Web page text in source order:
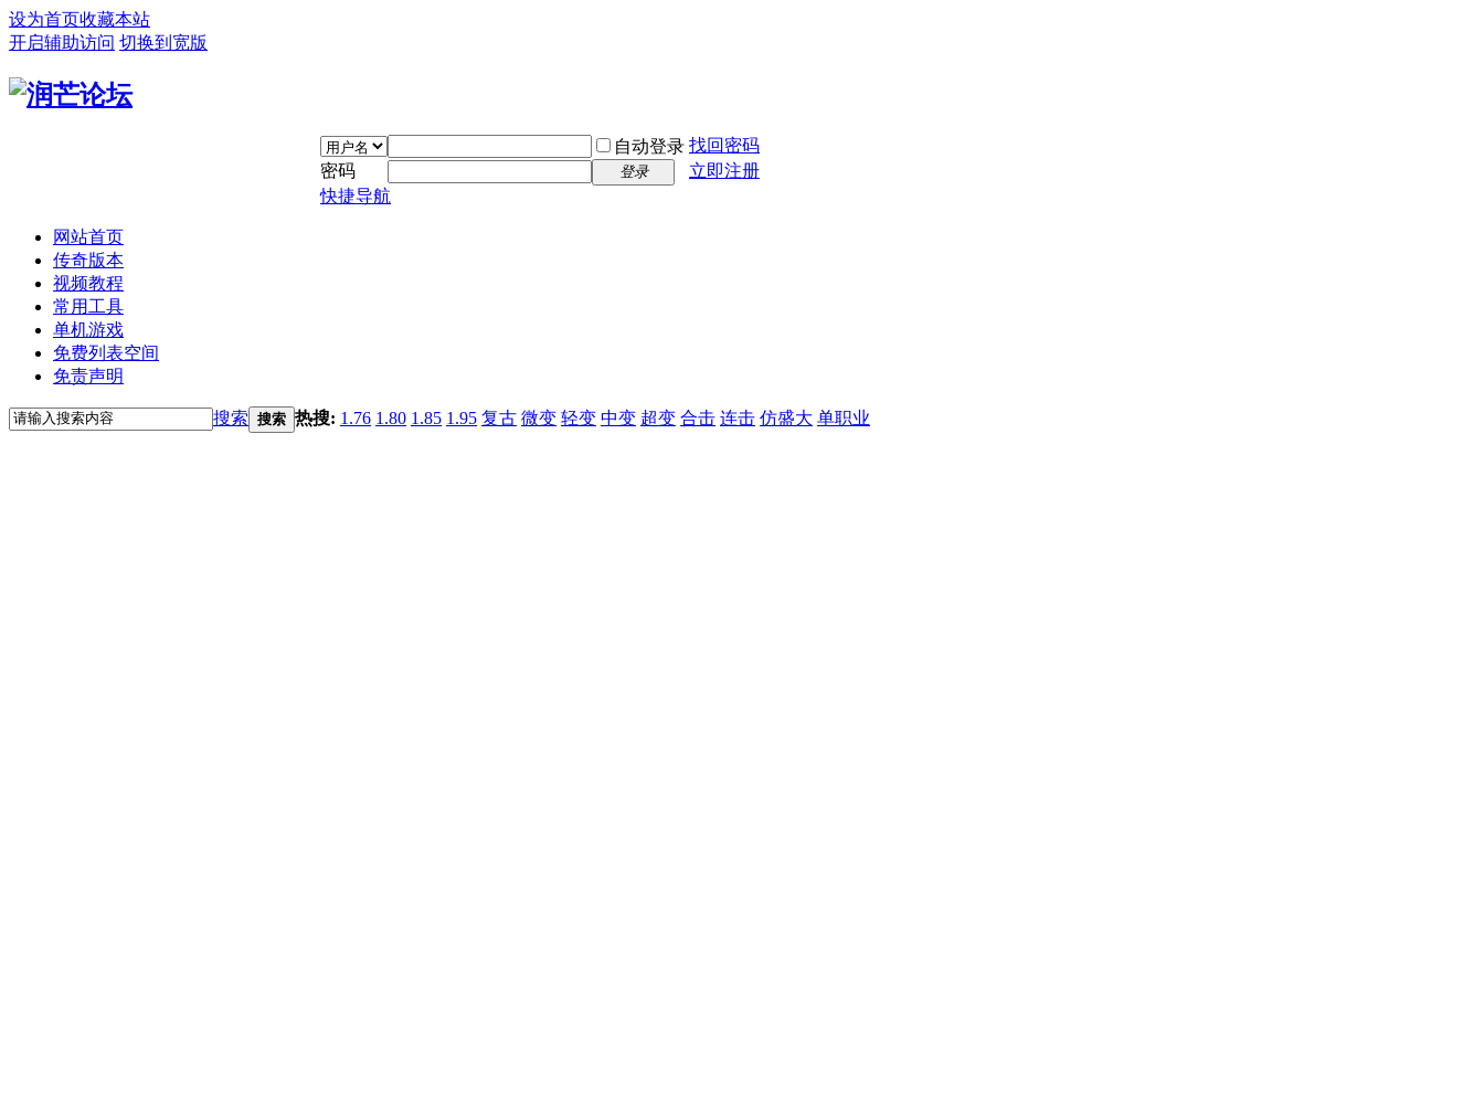
设为首页收藏本站
开启辅助访问 切换到宽版
自动登录 找回密码
密码
登录
立即注册
快捷导航
网站首页
传奇版本
视频教程
常用工具
单机游戏
免费列表空间
免责声明
搜索 搜索 热搜: 1.76 1.80 1.85 1.95 复古 微变 轻变 中变 超变 合击 连击 仿盛大 单职业